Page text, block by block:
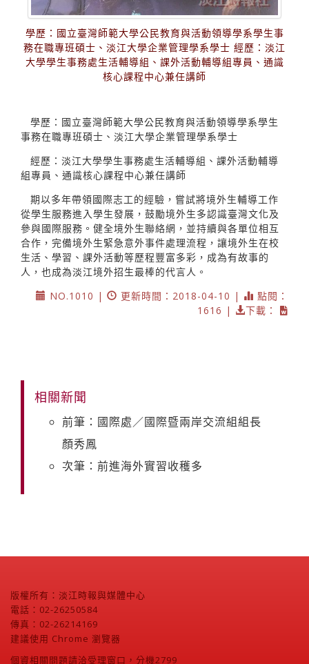
學歷：國立臺灣師範大學公民教育與活動領導學系學生事
務在職專班碩士、淡江大學企業管理學系學士 經歷：淡江
大學學生事務處生活輔導組、課外活動輔導組專員、通識
核心課程中心兼任講師
學歷：國立臺灣師範大學公民教育與活動領導學系學生
事務在職專班碩士、淡江大學企業管理學系學士
經歷：淡江大學學生事務處生活輔導組、課外活動輔導
組專員、通識核心課程中心兼任講師
期以多年帶領國際志工的經驗，嘗試將境外生輔導工作
從學生服務進入學生發展，鼓勵境外生多認識臺灣文化及
參與國際服務。健全境外生聯絡網，並持續與各單位相互
合作，完備境外生緊急意外事件處理流程，讓境外生在校
生活、學習、課外活動等歷程豐富多彩，成為有故事的
人，也成為淡江境外招生最棒的代言人。
NO.1010 |
更新時間：2018-04-10 |
點閱：
1616 |
下載：
相關新聞
前筆：國際處／國際暨兩岸交流組組長
顏秀鳳
次筆：前進海外實習收穫多
版權所有：淡江時報與媒體中心
電話：02-26250584
傳真：02-26214169
建議使用 Chrome 瀏覽器
個資相關問題請洽受理窗口，分機2799